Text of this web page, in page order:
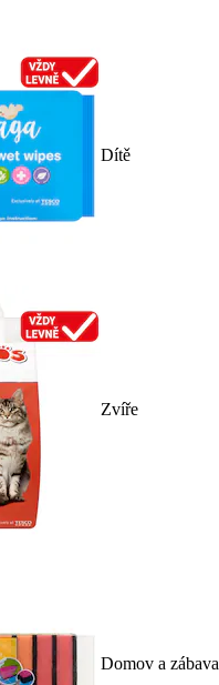
Dítě
Zvíře
Domov a zábava